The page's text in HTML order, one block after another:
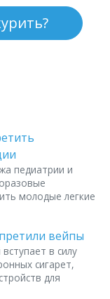
педиатрии и
молодые легкие
вейпы
в силу
сигарет,
для